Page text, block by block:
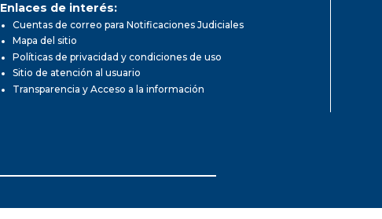
Enlaces de interés:
Cuentas de correo para Notificaciones Judiciales
Mapa del sitio
Políticas de privacidad y condiciones de uso
Sitio de atención al usuario
Transparencia y Acceso a la información